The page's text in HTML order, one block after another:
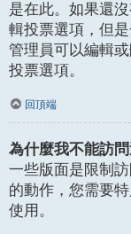
是在此。如果還
輯投票選項，但
管理員可以編輯
投票選項。
回頂端
為什麼我不能訪
一些版面是限制
的動作，您需要
使用。